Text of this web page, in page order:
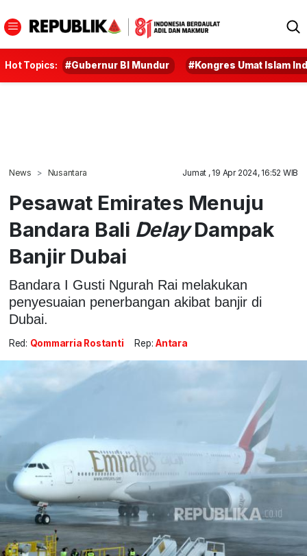
Hot Topics: #Gubernur BI Mundur #Kongres Umat Islam
News Nusantara Jumat , 19 Apr 2024, 16:52 WIB
Pesawat Emirates Menuju
Bandara Bali DelayDampak
Banjir Dubai
Bandara I Gusti Ngurah Rai melakukan
penyesuaian penerbangan akibat banjir di
Dubai.
Red: Qommarria Rostanti Rep: Antara